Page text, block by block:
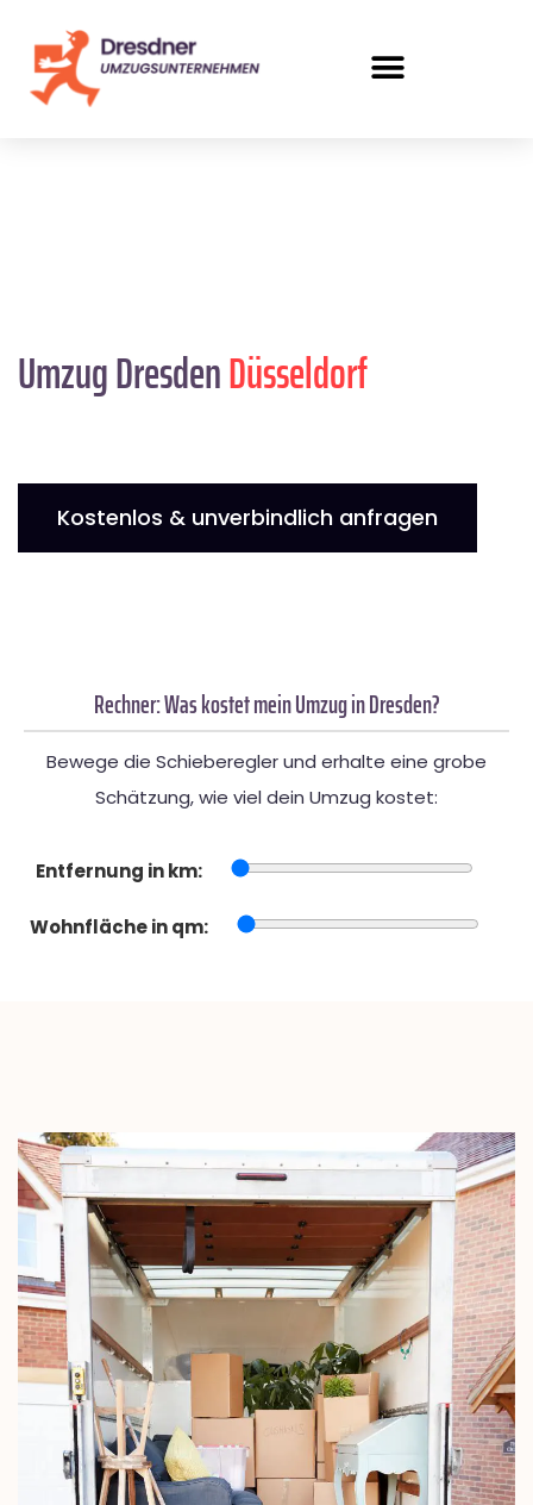
Umzug DresdenDüsseldorf
Kostenlos & unverbindlich anfragen
Rechner: Was kostet mein Umzug in Dresden?
Bewege die Schieberegler und erhalte eine grobe
Schätzung, wie viel dein Umzug kostet:
Entfernung in km:
Wohnfläche in qm: